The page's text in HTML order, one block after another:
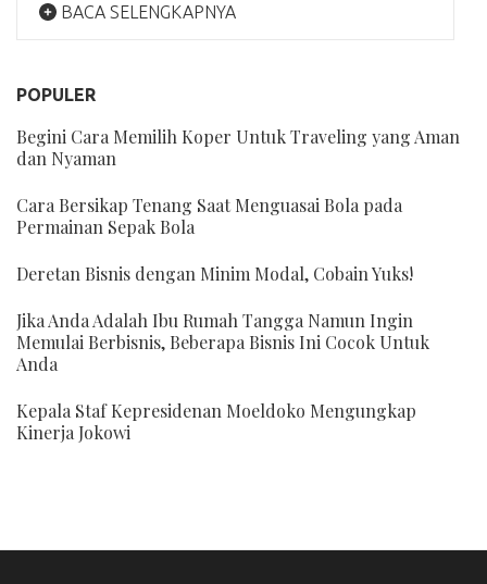
BACA SELENGKAPNYA
POPULER
Begini Cara Memilih Koper Untuk Traveling yang Aman
dan Nyaman
Cara Bersikap Tenang Saat Menguasai Bola pada
Permainan Sepak Bola
Deretan Bisnis dengan Minim Modal, Cobain Yuks!
Jika Anda Adalah Ibu Rumah Tangga Namun Ingin
Memulai Berbisnis, Beberapa Bisnis Ini Cocok Untuk
Anda
Kepala Staf Kepresidenan Moeldoko Mengungkap
Kinerja Jokowi